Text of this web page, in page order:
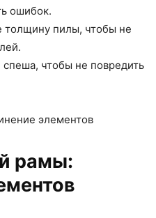
ошибок.
толщину пилы, чтобы не
спеша, чтобы не повредить
элементов
рамы: